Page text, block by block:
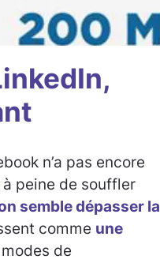
n’a pas encore
peine de souffler
semble dépasser la
comme une
de